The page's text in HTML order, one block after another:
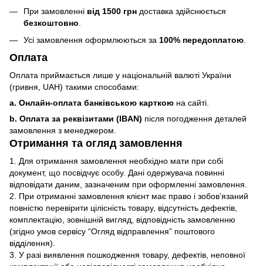
При замовленні від 1500 грн доставка здійснюється
безкоштовно.
Усі замовлення оформлюються за 100% передоплатою
Оплата
Оплата приймається лише у національній валюті України
(гривня, UAH) такими способами:
a. Онлайн-оплата банківською карткою на сайті.
b. Оплата за реквізитами (IBAN) після погодження деталей
замовлення з менеджером.
Отримання та огляд замовлення
1. Для отримання замовлення необхідно мати при собі
документ, що посвідчує особу. Дані одержувача повинні
відповідати даним, зазначеним при оформленні замовлення.
2. При отриманні замовлення клієнт має право і зобов’язаний
повністю перевірити цілісність товару, відсутність дефектів,
комплектацію, зовнішній вигляд, відповідність замовленню
(згідно умов сервісу “Огляд відправлення” поштового
відділення).
3. У разі виявлення пошкодження товару, дефектів, неповної